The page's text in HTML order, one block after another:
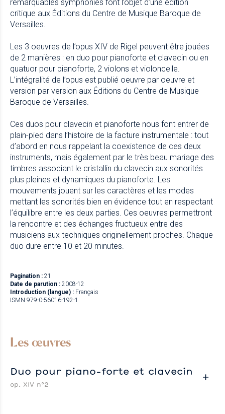
remarquables symphonies font l’objet d’une édition
critique aux Éditions du Centre de Musique Baroque de
Versailles.
Les 3 oeuvres de l’opus XIV de Rigel peuvent être jouées
de 2 manières : en duo pour pianoforte et clavecin ou en
quatuor pour pianoforte, 2 violons et violoncelle.
L’intégralité de l’opus est publié oeuvre par oeuvre et
version par version aux Éditions du Centre de Musique
Baroque de Versailles.
Ces duos pour clavecin et pianoforte nous font entrer de
plain-pied dans l’histoire de la facture instrumentale : tout
d’abord en nous rappelant la coexistence de ces deux
instruments, mais également par le très beau mariage des
timbres associant le cristallin du clavecin aux sonorités
plus pleines et dynamiques du pianoforte. Les
mouvements jouent sur les caractères et les modes
mettant les sonorités bien en évidence tout en respectant
l’équilibre entre les deux parties. Ces oeuvres permettront
la rencontre et des échanges fructueux entre des
musiciens aux techniques originellement proches. Chaque
duo dure entre 10 et 20 minutes.
Pagination : 21
Date de parution : 2008-12
Introduction (langue) : Français
ISMN 979-0-56016-192-1
Les œuvres
Duo pour piano-forte et clavecin
op. XIV n°2